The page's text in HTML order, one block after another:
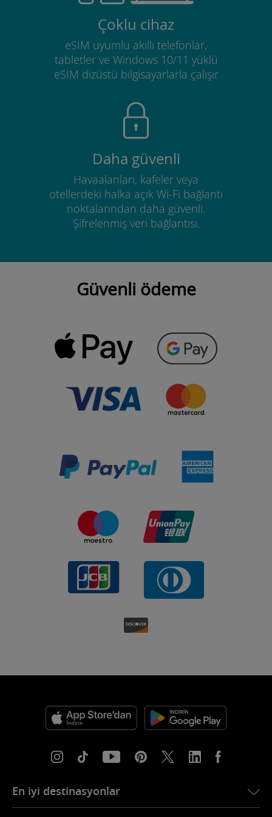
Çoklu cihaz
eSIM uyumlu akıllı telefonlar,
tabletler ve Windows 10/11 yüklü
eSIM dizüstü bilgisayarlarla çalışır
Daha güvenli
Havaalanları, kafeler veya
otellerdeki halka açık Wi-Fi bağlantı
noktalarından daha güvenli.
Şifrelenmiş veri bağlantısı.
Güvenli ödeme
En iyi destinasyonlar